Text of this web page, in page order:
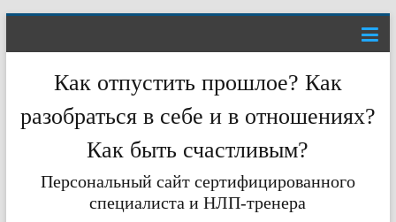
Как отпустить прошлое? Как
разобраться в себе и в отношениях?
Как быть счастливым?
Персональный сайт сертифицированного
специалиста и НЛП-тренера